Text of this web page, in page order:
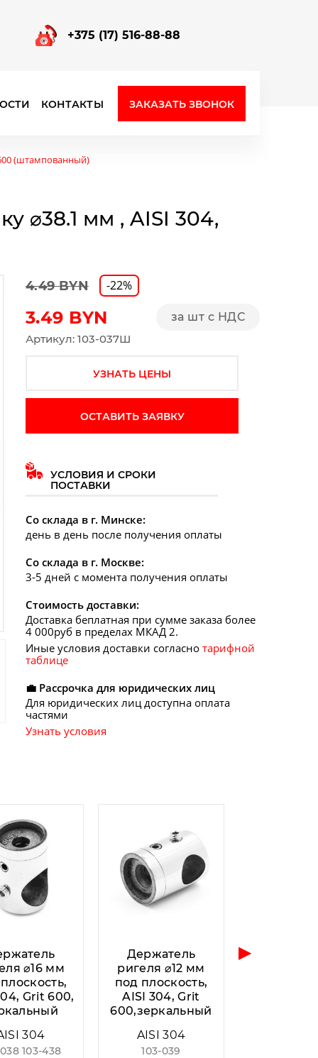
+375 (17) 516-88-88
КОНТАКТЫ ЗАКАЗАТЬ ЗВОНОК
(штампованный)
⌀38.1 мм , AISI 304,
слайд
4.49 BYN -22%
3.49 BYN
за шт с НДС
Артикул: 103-037Ш
УЗНАТЬ ЦЕНЫ
ОСТАВИТЬ ЗАЯВКУ
УСЛОВИЯ И СРОКИ
ПОСТАВКИ
Со склада в г. Минске:
день в день после получения оплаты
Со склада в г. Москве:
3-5 дней с момента получения оплаты
Стоимость доставки:
Доставка беплатная при сумме заказа более
4 000руб в пределах МКАД 2.
Иные условия доставки согласно тарифной
таблице
💼 Рассрочка для юридических лиц
Для юридических лиц доступна оплата
частями
Узнать условия
⌀16 мм
Grit 600,
304
103-438
Держатель
ригеля ⌀12 мм
под плоскость,
AISI 304, Grit
600,зеркальный
AISI 304
103-039
▶